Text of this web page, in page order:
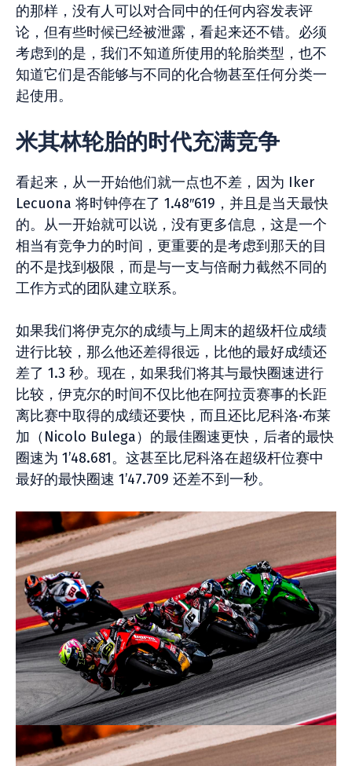
的那样，没有人可以对合同中的任何内容发表评
论，但有些时候已经被泄露，看起来还不错。必须
考虑到的是，我们不知道所使用的轮胎类型，也不
知道它们是否能够与不同的化合物甚至任何分类一
起使用。
米其林轮胎的时代充满竞争
看起来，从一开始他们就一点也不差，因为 Iker
Lecuona 将时钟停在了 1.48″619，并且是当天最快
的。从一开始就可以说，没有更多信息，这是一个
相当有竞争力的时间，更重要的是考虑到那天的目
的不是找到极限，而是与一支与倍耐力截然不同的
工作方式的团队建立联系。
如果我们将伊克尔的成绩与上周末的超级杆位成绩
进行比较，那么他还差得很远，比他的最好成绩还
差了 1.3 秒。现在，如果我们将其与最快圈速进行
比较，伊克尔的时间不仅比他在阿拉贡赛事的长距
离比赛中取得的成绩还要快，而且还比尼科洛·布莱
加（Nicolo Bulega）的最佳圈速更快，后者的最快
圈速为 1’48.681。这甚至比尼科洛在超级杆位赛中
最好的最快圈速 1’47.709 还差不到一秒。